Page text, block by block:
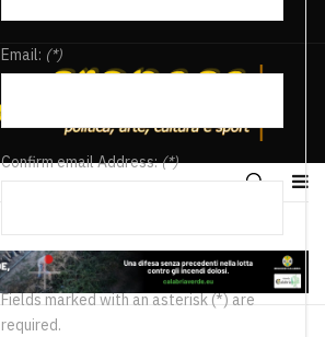
Email: (*)
Confirm email Address:(*)
Fields marked with an asterisk (*) are
required.